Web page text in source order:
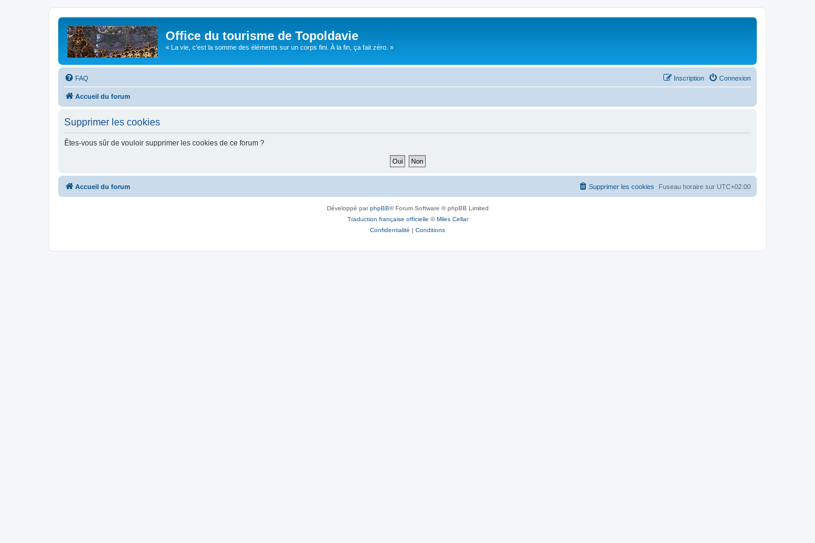
Office du tourisme de Topoldavie
« La vie, c'est la somme des éléments sur un corps fini. À la fin, ça fait zéro. »
FAQ Connexion
Inscription
Accueil du forum
Supprimer les cookies
Êtes-vous sûr de vouloir supprimer les cookies de ce forum ?
Accueil du forum Fuseau horaire sur UTC+02:00
Supprimer les cookies
Développé parphpBB® Forum Software © phpBB Limited
Traduction française officielle ©Miles Cellar
Confidentialité | Conditions